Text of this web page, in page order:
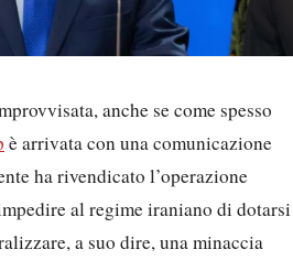
anche se come spesso
è arrivata con una comunicazione
ha rivendicato l’operazione
al regime iraniano di dotarsi
a suo dire, una minaccia